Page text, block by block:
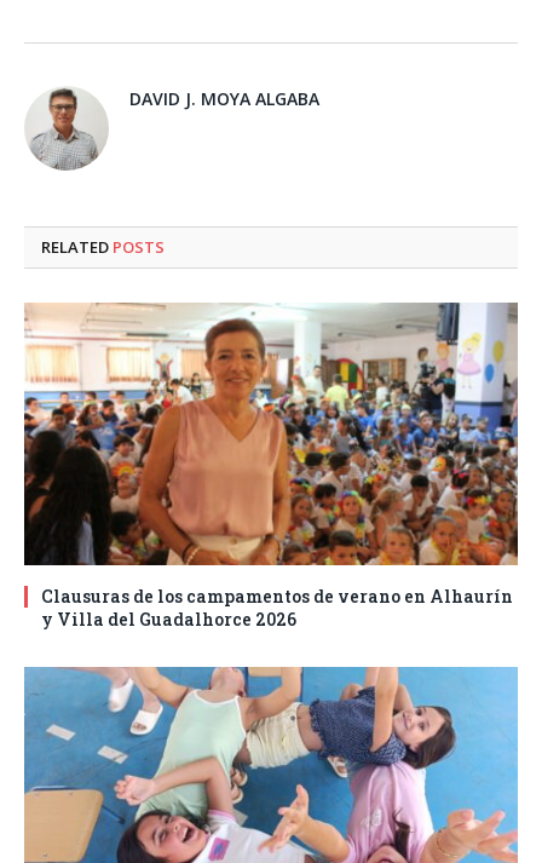
DAVID J. MOYA ALGABA
RELATED POSTS
Clausuras de los campamentos de verano en Alhaurín
y Villa del Guadalhorce 2026